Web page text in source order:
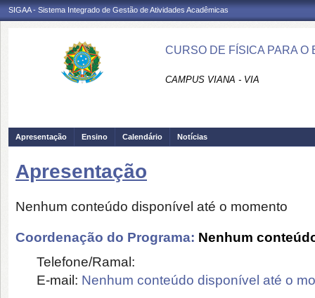
SIGAA - Sistema Integrado de Gestão de Atividades Acadêmicas
CURSO DE FÍSICA PARA O
CAMPUS VIANA - VIA
Apresentação Ensino Calendário Notícias
Apresentação
Nenhum conteúdo disponível até o momento
Coordenação do Programa: Nenhum
Telefone/Ramal:
E-mail: Nenhum conteúdo disponível até o